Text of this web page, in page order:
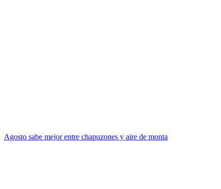
Agosto sabe mejor entre chapuzones y aire de monta